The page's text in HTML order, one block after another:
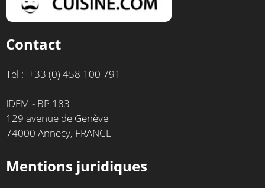
Contact
Tel : +33 (0) 458 100 791
IDEM - BP 183
129 avenue de Genève
74000 Annecy, FRANCE
Mentions juridiques